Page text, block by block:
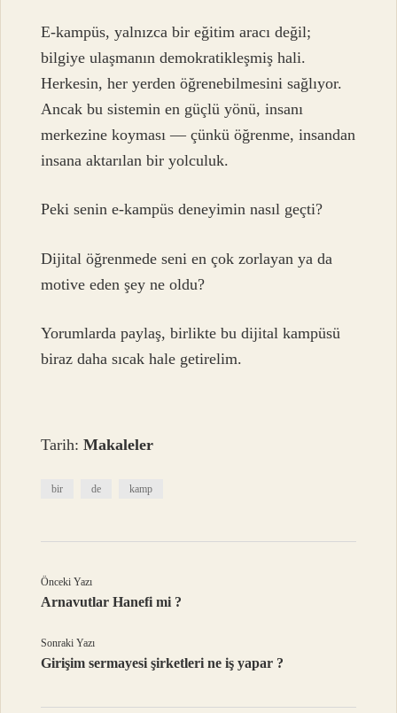
E-kampüs, yalnızca bir eğitim aracı değil;
bilgiye ulaşmanın demokratikleşmiş hali.
Herkesin, her yerden öğrenebilmesini sağlıyor.
Ancak bu sistemin en güçlü yönü, insanı
merkezine koyması — çünkü öğrenme, insandan
insana aktarılan bir yolculuk.
Peki senin e-kampüs deneyimin nasıl geçti?
Dijital öğrenmede seni en çok zorlayan ya da
motive eden şey ne oldu?
Yorumlarda paylaş, birlikte bu dijital kampüsü
biraz daha sıcak hale getirelim.
Tarih:Makaleler
bir de kamp
Önceki Yazı
Arnavutlar Hanefi mi ?
Sonraki Yazı
Girişim sermayesi şirketleri ne iş yapar ?